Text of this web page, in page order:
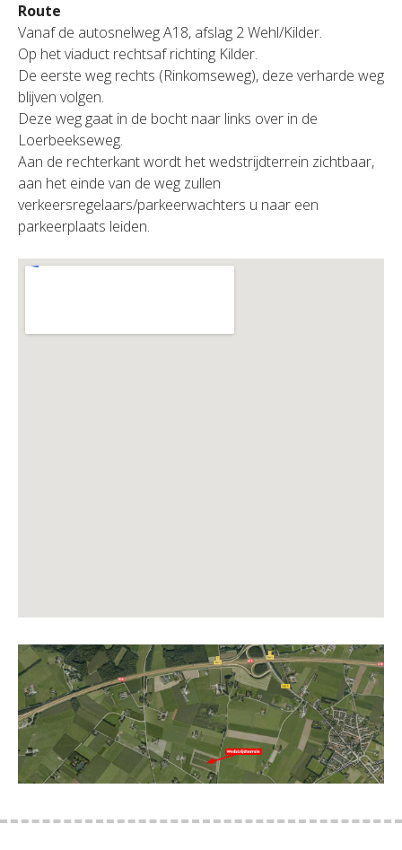
Route
Vanaf de autosnelweg A18, afslag 2 Wehl/Kilder.
Op het viaduct rechtsaf richting Kilder.
De eerste weg rechts (Rinkomseweg), deze verharde weg
blijven volgen.
Deze weg gaat in de bocht naar links over in de
Loerbeekseweg.
Aan de rechterkant wordt het wedstrijdterrein zichtbaar,
aan het einde van de weg zullen
verkeersregelaars/parkeerwachters u naar een
parkeerplaats leiden.